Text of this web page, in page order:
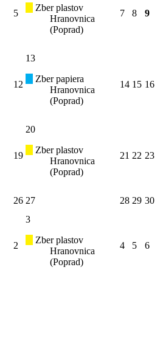
5
Zber plastov
Hranovnica
(Poprad)
7 8 9
12
13
Zber papiera
Hranovnica
(Poprad)
14 15 16
19
20
Zber plastov
Hranovnica
(Poprad)
21 22 23
26 27 28 29 30
2
3
Zber plastov
Hranovnica
(Poprad)
4 5 6